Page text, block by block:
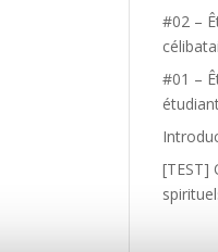
#02 –
#01 –
[TEST]